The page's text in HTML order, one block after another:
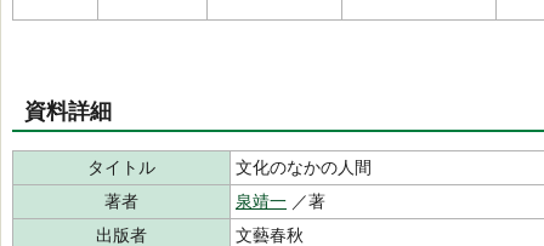
資料詳細
タイトル
文化のなかの人間
著者
泉靖一 ／著
出版者
文藝春秋